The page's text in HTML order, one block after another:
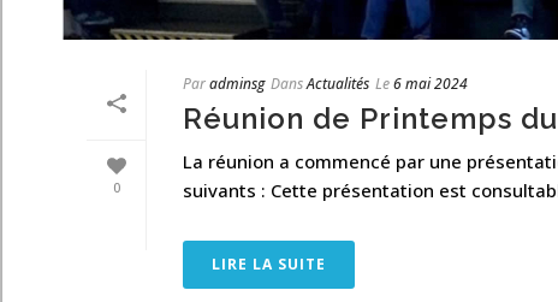
0
Paradminsg DansActualités Le6 mai 2024
Réunion de Printemps
La réunion a commencé par une
suivants : Cette présentation est
LIRE LA SUITE